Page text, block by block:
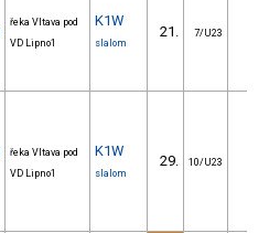
řeka Vltava pod
VD Lipno1
K1W
slalom
21. 7/U23
řeka Vltava pod
VD Lipno1
K1W
slalom
29. 10/U23